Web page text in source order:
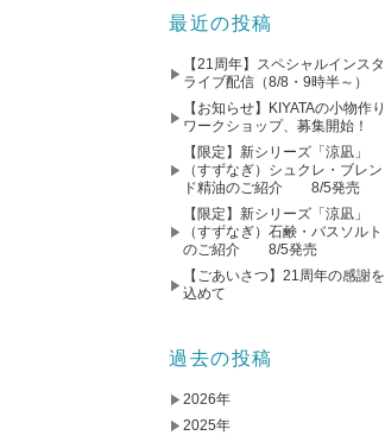
最近の投稿
【21周年】スペシャルインスタ
ライブ配信（8/8・9時半～）
【お知らせ】KIYATAの小物作り
ワークショップ、募集開始！
【限定】新シリーズ「涼凪」
（すずなぎ）シュクレ・ブレン
ド精油のご紹介 8/5発売
【限定】新シリーズ「涼凪」
（すずなぎ）石鹸・バスソルト
のご紹介 8/5発売
【ごあいさつ】21周年の感謝を
込めて
過去の投稿
2026年
2025年